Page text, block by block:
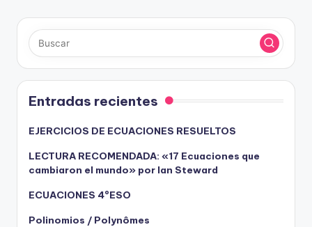
Entradas recientes
EJERCICIOS DE ECUACIONES RESUELTOS
LECTURA RECOMENDADA: «17 Ecuaciones que
cambiaron el mundo» por Ian Steward
ECUACIONES 4ºESO
Polinomios / Polynômes